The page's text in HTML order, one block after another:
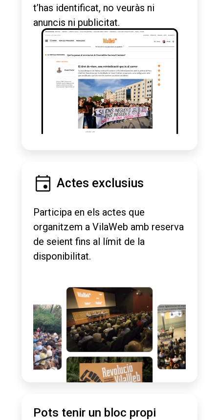
t’has identificat, no veuràs ni
anuncis ni publicitat.
Actes exclusius
Participa en els actes que
organitzem a VilaWeb amb reserva
de seient fins al límit de la
disponibilitat.
Pots tenir un bloc propi